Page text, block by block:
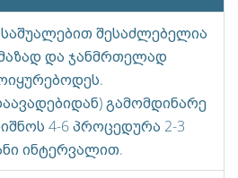
შესაძლებელია
და ჯანმრთელად
გამომდინარე
4-6 პროცედურა 2-3
ინტერვალით.